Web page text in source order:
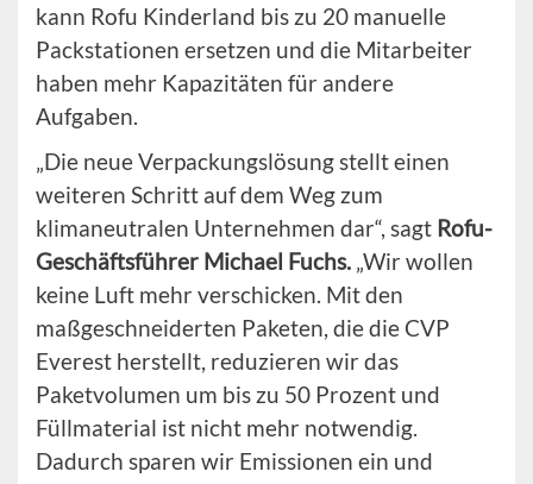
kann Rofu Kinderland bis zu 20 manuelle
Packstationen ersetzen und die Mitarbeiter
haben mehr Kapazitäten für andere
Aufgaben.
„Die neue Verpackungslösung stellt einen
weiteren Schritt auf dem Weg zum
klimaneutralen Unternehmen dar“, sagt Rofu-
Geschäftsführer Michael Fuchs. „Wir wollen
keine Luft mehr verschicken. Mit den
maßgeschneiderten Paketen, die die CVP
Everest herstellt, reduzieren wir das
Paketvolumen um bis zu 50 Prozent und
Füllmaterial ist nicht mehr notwendig.
Dadurch sparen wir Emissionen ein und